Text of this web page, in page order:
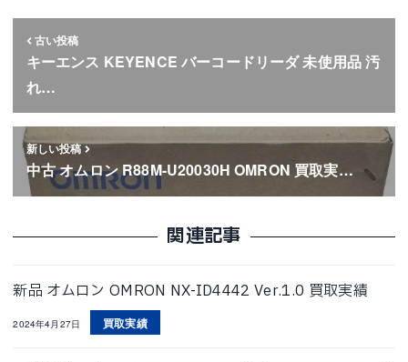
古い投稿
キーエンス KEYENCE バーコードリーダ 未使用品 汚
れ…
新しい投稿
中古 オムロン R88M-U20030H OMRON 買取実…
関連記事
新品 オムロン OMRON NX-ID4442 Ver.1.0 買取実績
2024年4月27日 買取実績